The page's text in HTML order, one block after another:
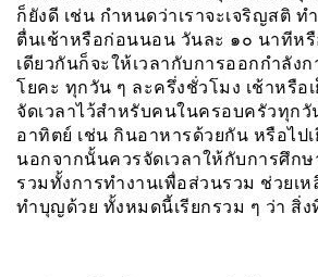
ก็ยังดี เช่น กำหนดว่าเราจะเจริญสติ ท
ตื่นเช้าหรือก่อนนอน วันละ ๑๐ นาทีห
เดียวกันก็จะให้เวลากับการออกกำลังก
โยคะ ทุกวัน ๆ ละครึ่งชั่วโมง เช้าหรือ
จัดเวลาไว้สำหรับคนในครอบครัวทุกวั
อาทิตย์ เช่น กินอาหารด้วยกัน หรือไป
นอกจากนั้นควรจัดเวลาให้กับการศึกษ
รวมทั้งการทำงานเพื่อส่วนรวม ช่วยเ
ทำบุญด้วย ทั้งหมดนี้เรียกรวม ๆ ว่า สิ่